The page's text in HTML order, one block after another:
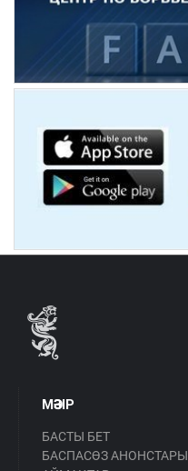
МӘЗІР
БАСТЫ БЕТ
БАСПАСӨЗ АНОНСТАРЫ